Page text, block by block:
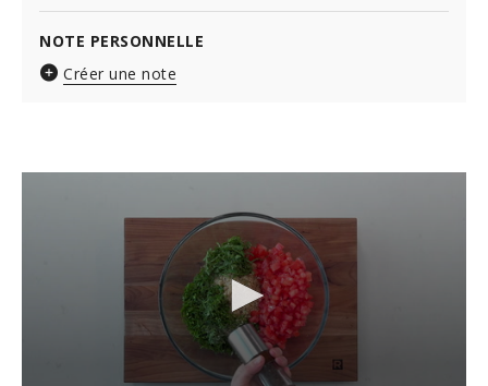
NOTE PERSONNELLE
Créer une note